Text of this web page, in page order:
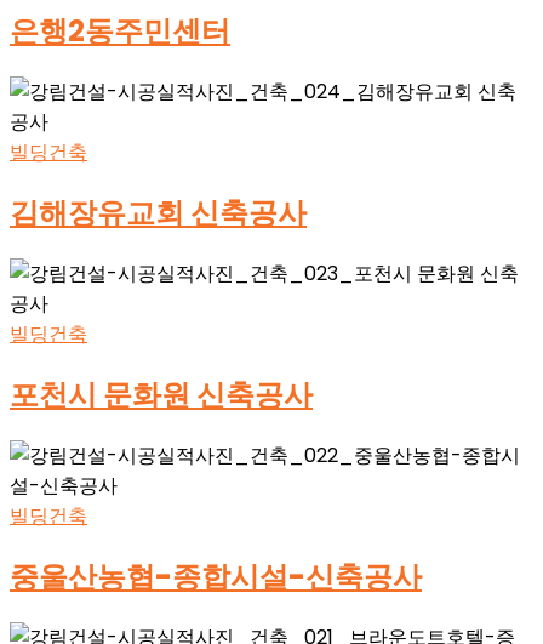
은행2동주민센터
빌딩건축
김해장유교회 신축공사
빌딩건축
포천시 문화원 신축공사
빌딩건축
중울산농협-종합시설-신축공사